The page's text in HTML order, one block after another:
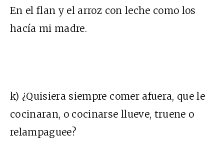
En el flan y el arroz con leche como los
hacía mi madre.
k) ¿Quisiera siempre comer afuera, que le
cocinaran, o cocinarse llueve, truene o
relampaguee?